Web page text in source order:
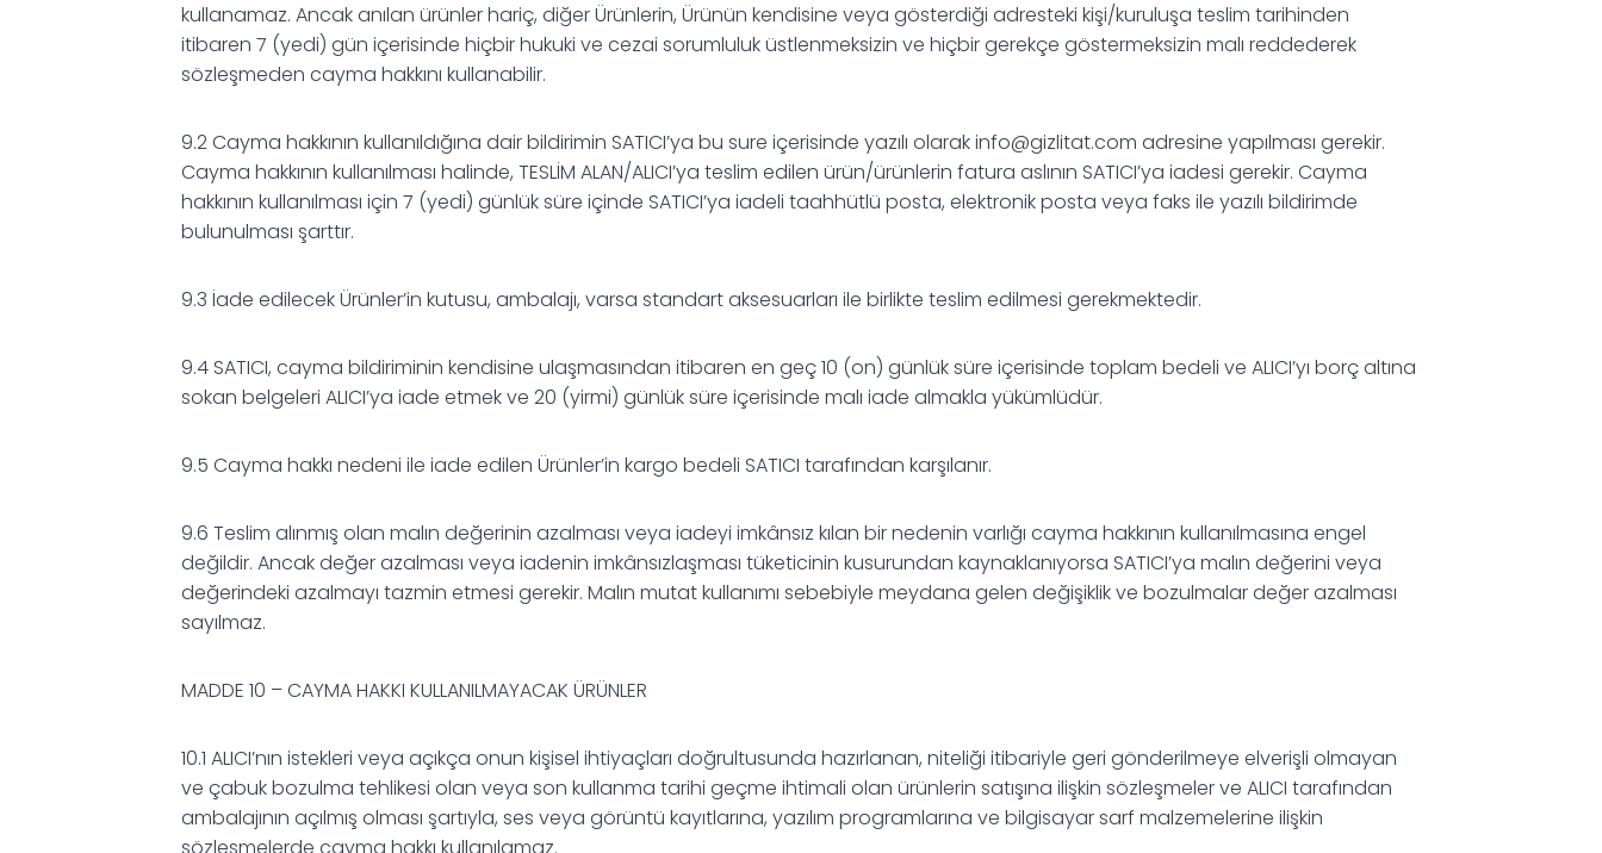
kullanamaz. Ancak anılan ürünler hariç, diğer Ürünlerin, Ürünün kendisine veya gösterdiği adresteki kişi/kuruluşa teslim tarihinden
itibaren 7 (yedi) gün içerisinde hiçbir hukuki ve cezai sorumluluk üstlenmeksizin ve hiçbir gerekçe göstermeksizin malı reddederek
sözleşmeden cayma hakkını kullanabilir.
9.2 Cayma hakkının kullanıldığına dair bildirimin SATICI’ya bu sure içerisinde yazılı olarakinfo@gizlitat.com adresine yapılması gerekir.
Cayma hakkının kullanılması halinde, TESLİM ALAN/ALICI’ya teslim edilen ürün/ürünlerin fatura aslının SATICI’ya iadesi gerekir. Cayma
hakkının kullanılması için 7 (yedi) günlük süre içinde SATICI’ya iadeli taahhütlü posta, elektronik posta veya faks ile yazılı bildirimde
bulunulması şarttır.
9.3 İade edilecek Ürünler’in kutusu, ambalajı, varsa standart aksesuarları ile birlikte teslim edilmesi gerekmektedir.
9.4 SATICI, cayma bildiriminin kendisine ulaşmasından itibaren en geç 10 (on) günlük süre içerisinde toplam bedeli ve ALICI’yı borç altına
sokan belgeleri ALICI’ya iade etmek ve 20 (yirmi) günlük süre içerisinde malı iade almakla yükümlüdür.
9.5 Cayma hakkı nedeni ile iade edilen Ürünler’in kargo bedeli SATICI tarafından karşılanır.
9.6 Teslim alınmış olan malın değerinin azalması veya iadeyi imkânsız kılan bir nedenin varlığı cayma hakkının kullanılmasına engel
değildir. Ancak değer azalması veya iadenin imkânsızlaşması tüketicinin kusurundan kaynaklanıyorsa SATICI’ya malın değerini veya
değerindeki azalmayı tazmin etmesi gerekir. Malın mutat kullanımı sebebiyle meydana gelen değişiklik ve bozulmalar değer azalması
sayılmaz.
MADDE 10 – CAYMA HAKKI KULLANILMAYACAK ÜRÜNLER
10.1 ALICI’nın istekleri veya açıkça onun kişisel ihtiyaçları doğrultusunda hazırlanan, niteliği itibariyle geri gönderilmeye elverişli olmayan
ve çabuk bozulma tehlikesi olan veya son kullanma tarihi geçme ihtimali olan ürünlerin satışına ilişkin sözleşmeler ve ALICI tarafından
ambalajının açılmış olması şartıyla, ses veya görüntü kayıtlarına, yazılım programlarına ve bilgisayar sarf malzemelerine ilişkin